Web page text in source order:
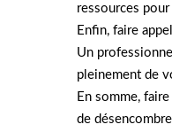
ressources
Enfin, faire
Un
pleinement de
En somme,
de